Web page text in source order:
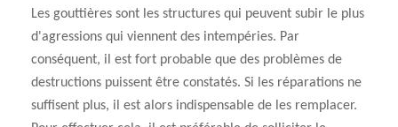
Les gouttières sont les structures qui peuvent subir le plus
d'agressions qui viennent des intempéries. Par
conséquent, il est fort probable que des problèmes de
destructions puissent être constatés. Si les réparations ne
suffisent plus, il est alors indispensable de les remplacer.